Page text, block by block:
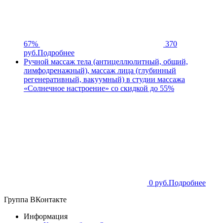
67%
370
руб.Подробнее
Ручной массаж тела (антицеллюлитный, общий,
лимфодренажный), массаж лица (глубинный
регенеративный, вакуумный) в студии массажа
«Солнечное настроение» со скидкой до 55%
0 руб.Подробнее
Группа ВКонтакте